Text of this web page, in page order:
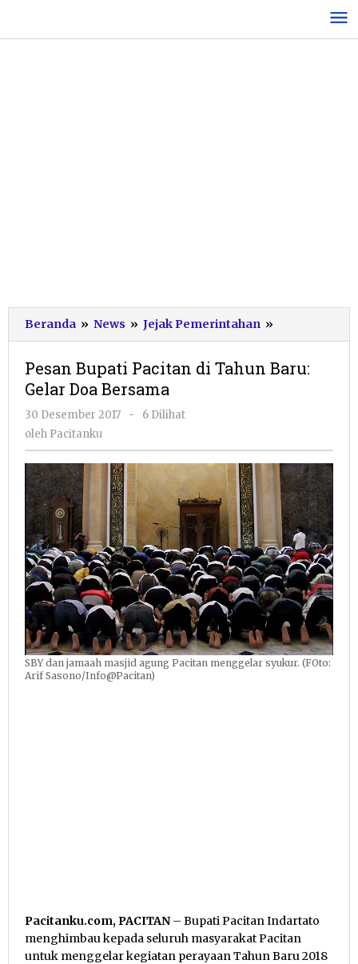
konten
Beranda » News » Jejak Pemerintahan »
Bupati
di
Pesan Bupati Pacitan di Tahun Baru:
Gelar Doa Bersama
30 Desember 2017
oleh
-
6 Dilihat
oleh Pacitanku
SBY dan jamaah masjid agung Pacitan menggelar syukur. (FOto:
Arif Sasono/Info@Pacitan)
Pacitanku.com, PACITAN – Bupati Pacitan Indartato
menghimbau kepada seluruh masyarakat Pacitan
untuk menggelar kegiatan perayaan Tahun Baru 2018